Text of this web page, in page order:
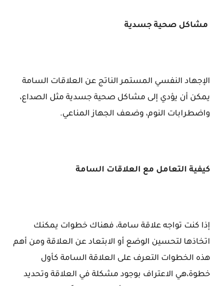
مشاكل صحية جسدية
الإجهاد النفسي المستمر الناتج عن العلاقات السامة
يمكن أن يؤدي إلى مشاكل صحية جسدية مثل الصداع،
واضطرابات النوم، وضعف الجهاز المناعي.
كيفية التعامل مع العلاقات السامة
إذا كنت تواجه علاقة سامة، فهناك خطوات يمكنك
اتخاذها لتحسين الوضع أو الابتعاد عن العلاقة ومن أهم
هذه الخطوات التعرف على العلاقة السامة كأول
خطوة،هي الاعتراف بوجود مشكلة في العلاقة وتحديد